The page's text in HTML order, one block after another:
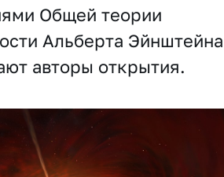
Общей теории
Альберта
авторы открытия.